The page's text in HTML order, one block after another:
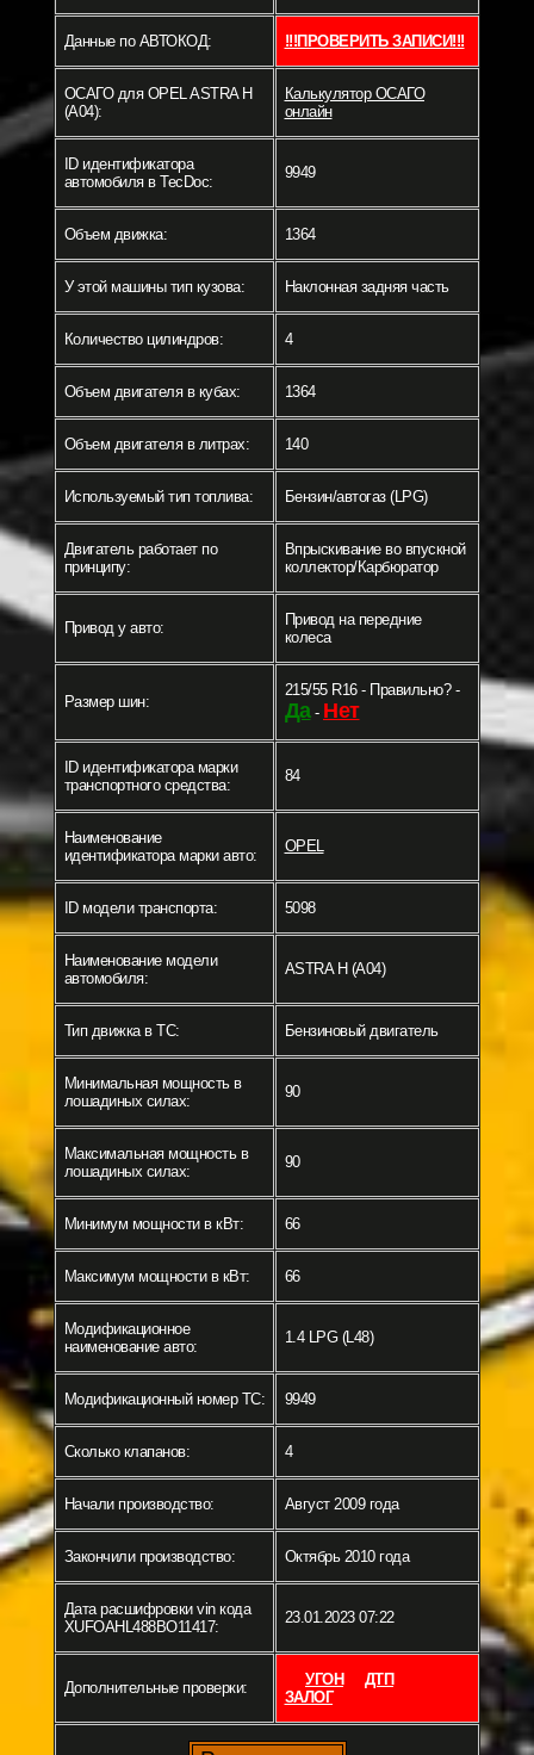
Данные по АВТОКОД: !!!ПРОВЕРИТЬ ЗАПИСИ!!!
ОСАГО для OPEL ASTRA H
(A04):
Калькулятор ОСАГО
онлайн
ID идентификатора
автомобиля в TecDoc:
9949
Объем движка: 1364
У этой машины тип кузова: Наклонная задняя часть
Количество цилиндров: 4
Объем двигателя в кубах: 1364
Объем двигателя в литрах: 140
Используемый тип топлива: Бензин/автогаз (LPG)
Двигатель работает по
принципу:
Впрыскивание во впускной
коллектор/Карбюратор
Привод у авто:
Привод на передние
колеса
Размер шин:
215/55 R16 - Правильно? -
Да- Нет
ID идентификатора марки
транспортного средства:
84
Наименование
идентификатора марки авто:
OPEL
ID модели транспорта: 5098
Наименование модели
автомобиля:
ASTRA H (A04)
Тип движка в ТС: Бензиновый двигатель
Минимальная мощность в
лошадиных силах:
90
Максимальная мощность в
лошадиных силах:
90
Минимум мощности в кВт: 66
Максимум мощности в кВт: 66
Модификационное
наименование авто:
1.4 LPG (L48)
Модификационный номер ТС: 9949
Сколько клапанов: 4
Начали производство: Август 2009 года
Закончили производство: Октябрь 2010 года
Дата расшифровки vin кода
XUFOAHL488BO11417:
23.01.2023 07:22
Дополнительные проверки: УГОН
ДТП
ЗАЛОГ